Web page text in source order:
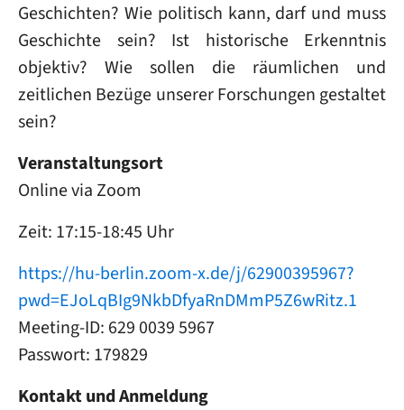
Geschichten? Wie politisch kann, darf und muss
Geschichte sein? Ist historische Erkenntnis
objektiv? Wie sollen die räumlichen und
zeitlichen Bezüge unserer Forschungen gestaltet
sein?
Veranstaltungsort
Online via Zoom
Zeit: 17:15-18:45 Uhr
https://hu-berlin.zoom-x.de/j/62900395967?
pwd=EJoLqBIg9NkbDfyaRnDMmP5Z6wRitz.1
Meeting-ID: 629 0039 5967
Passwort: 179829
Kontakt und Anmeldung